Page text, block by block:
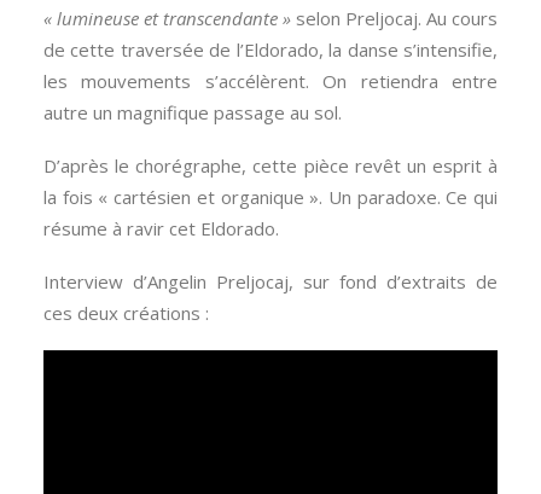
« lumineuse et transcendante » selon Preljocaj. Au cours
de cette traversée de l’Eldorado, la danse s’intensifie,
les mouvements s’accélèrent. On retiendra entre
autre un magnifique passage au sol.
D’après le chorégraphe, cette pièce revêt un esprit à
la fois « cartésien et organique ». Un paradoxe. Ce qui
résume à ravir cet Eldorado.
Interview d’Angelin Preljocaj, sur fond d’extraits de
ces deux créations :